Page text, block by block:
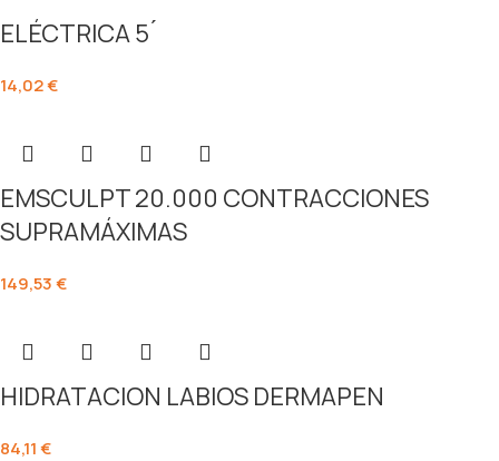
ELÉCTRICA 5 ́
14,02€
EMSCULPT 20.000 CONTRACCIONES
SUPRAMÁXIMAS
149,53€
HIDRATACION LABIOS DERMAPEN
84,11€